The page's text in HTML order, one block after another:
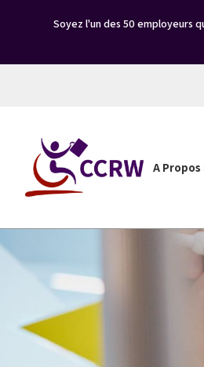
Soyez l'un des 50 employeurs
A Propos